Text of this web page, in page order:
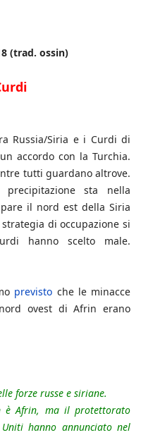
(trad. ossin)
Russia/Siria e i Curdi di
accordo con la Turchia.
tutti guardano altrove.
sta nella
il nord est della Siria
strategia di occupazione si
hanno scelto male.
previsto che le minacce
ovest di Afrin erano
forze russe e siriane.
è Afrin, ma il protettorato
hanno annunciato nel